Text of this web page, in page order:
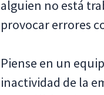
alguien no está
provocar errores
Piense en un
inactividad de la